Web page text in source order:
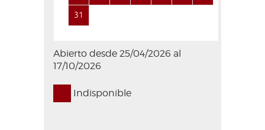
31
Abierto desde 25/04/2026 al
17/10/2026
Indisponible